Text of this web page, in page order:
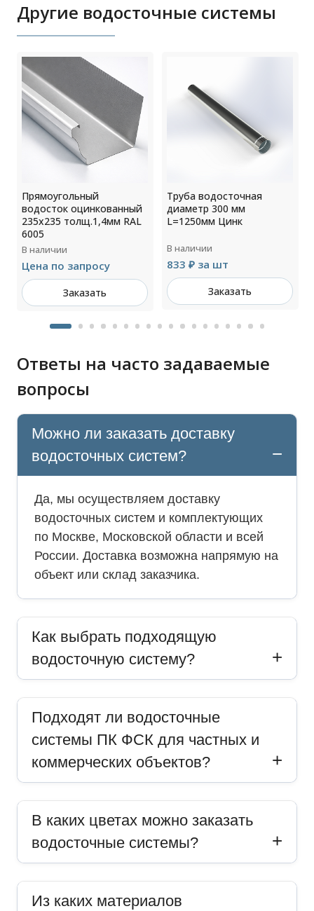
Другие водосточные системы
Прямоугольный
водосток оцинкованный
235х235 толщ.1,4мм RAL
6005
В наличии
Цена по запросу
Заказать
Труба водосточная
диаметр 300 мм
L=1250мм Цинк
В наличии
833 ₽ за шт
Заказать
Ответы на часто задаваемые
вопросы
Можно ли заказать доставку
водосточных систем?
Да, мы осуществляем доставку
водосточных систем и комплектующих
по Москве, Московской области и всей
России. Доставка возможна напрямую на
объект или склад заказчика.
Как выбрать подходящую
водосточную систему?
Подходят ли водосточные
системы ПК ФСК для частных и
коммерческих объектов?
В каких цветах можно заказать
водосточные системы?
Из каких материалов